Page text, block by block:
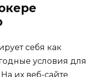
себя как
условия для
их веб-сайте